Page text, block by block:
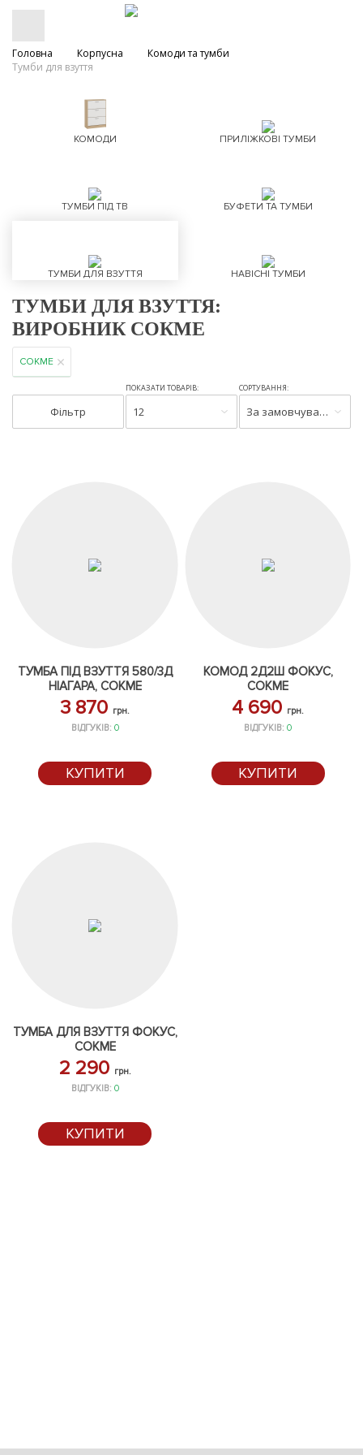
Головна Корпусна
Комоди та тумби
Тумби для взуття
КОМОДИ ПРИЛІЖКОВІ ТУМБИ
ТУМБИ ПІД ТВ БУФЕТИ ТА ТУМБИ
ТУМБИ ДЛЯ ВЗУТТЯ НАВІСНІ ТУМБИ
ТУМБИ ДЛЯ ВЗУТТЯ:
ВИРОБНИК СОКМЕ
СОКМЕ
Фільтр
ПОКАЗАТИ ТОВАРІВ:
12
СОРТУВАННЯ:
За замовчуванням
ТУМБА ПІД ВЗУТТЯ 580/3Д
НІАГАРА, СОКМЕ
3 870 грн.
ВІДГУКІВ: 0
КУПИТИ
КОМОД 2Д2Ш ФОКУС,
СОКМЕ
4 690 грн.
ВІДГУКІВ:0
КУПИТИ
ТУМБА ДЛЯ ВЗУТТЯ ФОКУС,
СОКМЕ
2 290 грн.
ВІДГУКІВ: 0
КУПИТИ